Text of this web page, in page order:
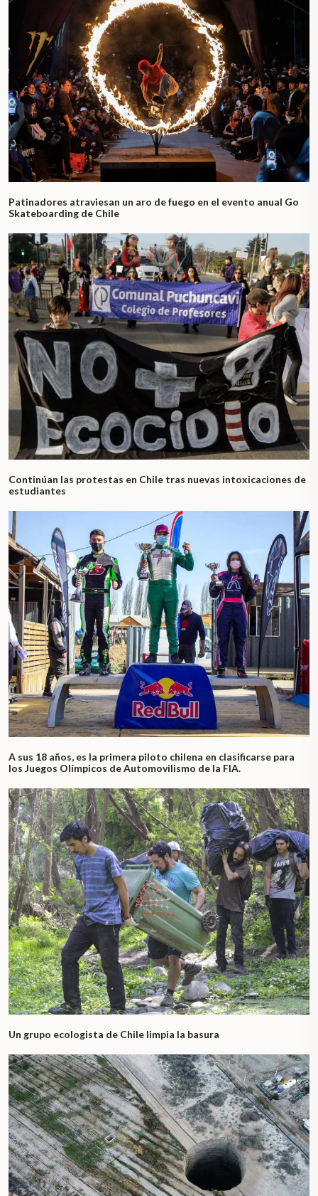
Patinadores atraviesan un aro de fuego en el evento anual Go
Skateboarding de Chile
Continúan las protestas en Chile tras nuevas intoxicaciones de
estudiantes
A sus 18 años, es la primera piloto chilena en clasificarse para
los Juegos Olímpicos de Automovilismo de la FIA.
Un grupo ecologista de Chile limpia la basura